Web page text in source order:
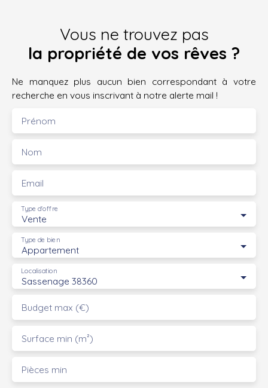
Vous ne trouvez pas
la propriété de vos rêves ?
Ne manquez plus aucun bien correspondant à votre
recherche en vous inscrivant à notre alerte mail !
Prénom
Nom
Email
Vente
Type d'offre
Appartement
Type de bien
Sassenage 38360
Localisation
Budget max (€)
Surface min (m²)
Pièces min